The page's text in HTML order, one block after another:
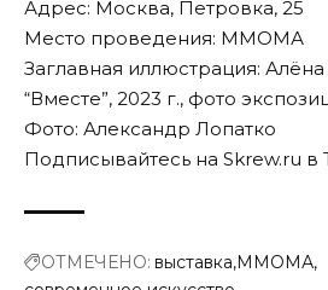
Адрес: Москва, Петровка, 25
Место проведения: ММОМА
Заглавная иллюстрация:
“Вместе”, 2023 г., фото
Фото: Александр Лопатко
Подписывайтесь на Skrew.ru в
ОТМЕЧЕНО: выставка ММОМА